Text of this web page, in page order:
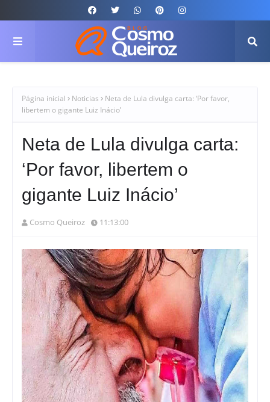
Página inicial Noticias
Neta de Lula divulga carta: ‘Por favor,
libertem o gigante Luiz Inácio’
Neta de Lula divulga carta:
‘Por favor, libertem o
gigante Luiz Inácio’
Cosmo Queiroz 11:13:00